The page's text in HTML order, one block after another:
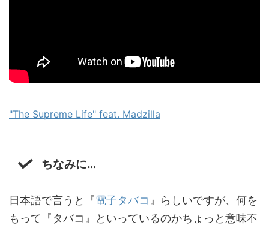
"The Supreme Life" feat. Madzilla
ちなみに…
日本語で言うと『電子タバコ 』らしいですが、何を
もって『タバコ』といっているのかちょっと意味不